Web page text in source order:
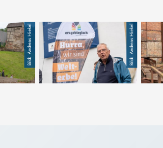
Huthaus in Muldenhütten.
Andreas Hiekel Andreas Hiekel